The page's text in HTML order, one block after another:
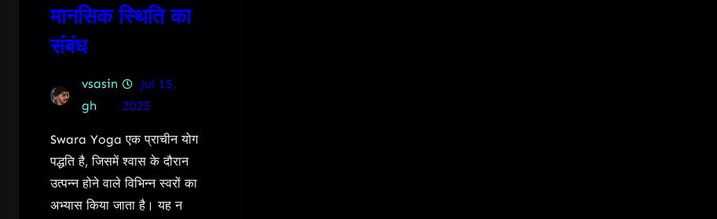
मानसिक स्थिति का
संबंध
vsasin
gh
Jul 15,
2025
Swara Yoga एक प्राचीन योग
पद्धति है, जिसमें श्वास के दौरान
उत्पन्न होने वाले विभिन्न स्वरों का
अभ्यास किया जाता है। यह न